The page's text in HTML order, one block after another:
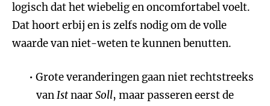
logisch dat het wiebelig en oncomfortabel voelt.
Dat hoort erbij en is zelfs nodig om de volle
waarde van niet-weten te kunnen benutten.
Grote veranderingen gaan niet rechtstreeks
vanIstnaarSoll, maar passeren eerst de